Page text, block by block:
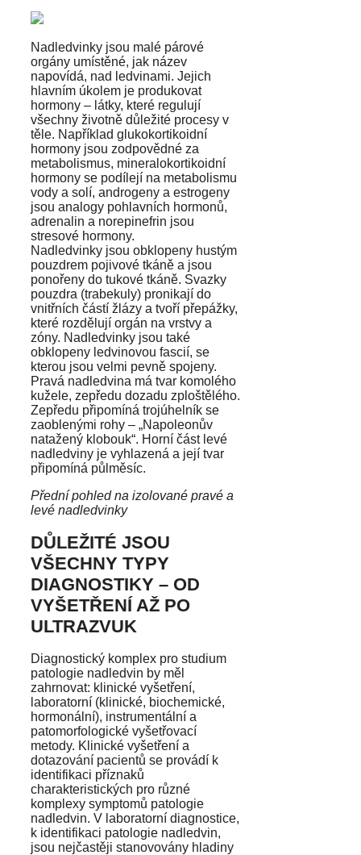
Nadledvinky jsou malé párové
orgány umístěné, jak název
napovídá, nad ledvinami. Jejich
hlavním úkolem je produkovat
hormony – látky, které regulují
všechny životně důležité procesy v
těle. Například glukokortikoidní
hormony jsou zodpovědné za
metabolismus, mineralokortikoidní
hormony se podílejí na metabolismu
vody a solí, androgeny a estrogeny
jsou analogy pohlavních hormonů,
adrenalin a norepinefrin jsou
stresové hormony.
Nadledvinky jsou obklopeny hustým
pouzdrem pojivové tkáně a jsou
ponořeny do tukové tkáně. Svazky
pouzdra (trabekuly) pronikají do
vnitřních částí žlázy a tvoří přepážky,
které rozdělují orgán na vrstvy a
zóny. Nadledvinky jsou také
obklopeny ledvinovou fascií, se
kterou jsou velmi pevně spojeny.
Pravá nadledvina má tvar komolého
kužele, zepředu dozadu zploštělého.
Zepředu připomíná trojúhelník se
zaoblenými rohy – „Napoleonův
natažený klobouk“. Horní část levé
nadledviny je vyhlazená a její tvar
připomíná půlměsíc.
Přední pohled na izolované pravé a
levé nadledvinky
DŮLEŽITÉ JSOU
VŠECHNY TYPY
DIAGNOSTIKY – OD
VYŠETŘENÍ AŽ PO
ULTRAZVUK
Diagnostický komplex pro studium
patologie nadledvin by měl
zahrnovat: klinické vyšetření,
laboratorní (klinické, biochemické,
hormonální), instrumentální a
patomorfologické vyšetřovací
metody. Klinické vyšetření a
dotazování pacientů se provádí k
identifikaci příznaků
charakteristických pro různé
komplexy symptomů patologie
nadledvin. V laboratorní diagnostice,
k identifikaci patologie nadledvin,
jsou nejčastěji stanovovány hladiny